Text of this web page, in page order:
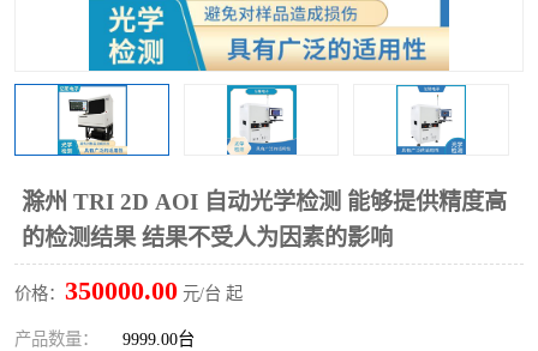
滁州 TRI 2D AOI 自动光学检测 能够提供精度高
的检测结果 结果不受人为因素的影响
价格： 350000.00 元/台 起
产品数量： 9999.00台